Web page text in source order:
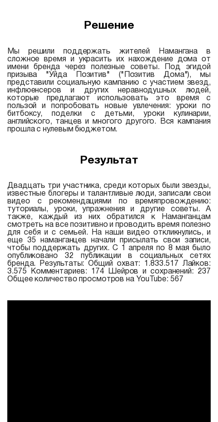
Решение
Мы решили поддержать жителей Намангана в
сложное время и украсить их нахождение дома от
имени бренда через полезные советы. Под эгидой
призыва "Уйда Позитив" ("Позитив Дома"), мы
представили социальную кампанию с участием звезд,
инфлюенсеров и других неравнодушных людей,
которые предлагают использовать это время с
пользой и попробовать новые увлечения: уроки по
битбоксу, поделки с детьми, уроки кулинарии,
английского, танцев и многого другого. Вся кампания
прошла с нулевым бюджетом.
Результат
Двадцать три участника, среди которых были звезды,
известные блогеры и талантливые люди, записали свои
видео с рекомендациями по времяпровождению:
туториалы, уроки, упражнения и другие советы. А
также, каждый из них обратился к Наманганцам
смотреть на все позитивно и проводить время полезно
для себя и с семьей. На наши видео откликнулись, и
еще 35 наманганцев начали присылать свои записи,
чтобы поддержать других. С 1 апреля по 8 мая было
опубликовано 32 публикации в социальных сетях
бренда. Результаты: Общий охват: 1.833.517 Лайков:
3.575 Комментариев: 174 Шейров и сохранений: 237
Общее количество просмотров на YouTube: 567